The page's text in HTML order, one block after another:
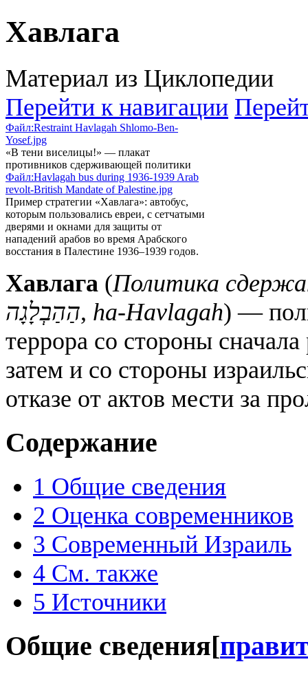
Хавлага
Материал из Циклопедии
Перейти к навигации
Файл:Restraint Havlagah Shlomo-Ben-
Yosef.jpg
«В тени виселицы!» — плакат
противников сдерживающей политики
Файл:Havlagah bus during 1936-1939 Arab
revolt-British Mandate of Palestine.jpg
Пример стратегии «Хавлага»: автобус,
которым пользовались евреи, с сетчатыми
дверями и окнами для защиты от
нападений арабов во время Арабского
восстания в Палестине 1936–1939 годов.
Хавлага (Политика
הַהַבְלָגָה, ha-Havlagah) —
террора со стороны
затем и со стороны
отказе от актов мести за
Содержание
1 Общие сведения
2 Оценка современников
3 Современный Израиль
4 См. также
5 Источники
Общие сведения[